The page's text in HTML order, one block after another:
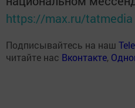
https://max.ru/tatmedia
Подписывайтесь на наш
читайте нас Вконтакте,